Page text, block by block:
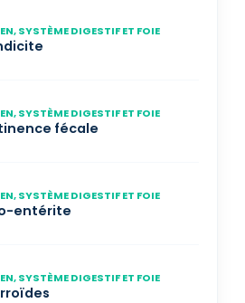
SYSTÈME DIGESTIF ET FOIE
SYSTÈME DIGESTIF ET FOIE
fécale
SYSTÈME DIGESTIF ET FOIE
entérite
SYSTÈME DIGESTIF ET FOIE